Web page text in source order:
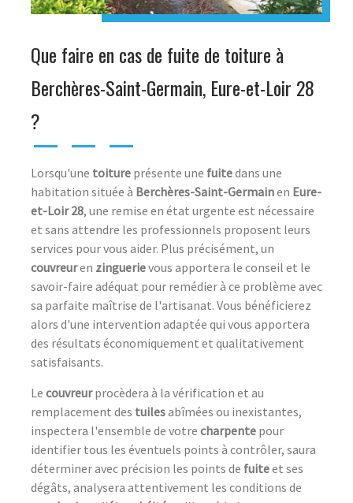
Que faire en cas de fuite de toiture à
Berchères-Saint-Germain, Eure-et-Loir 28
?
Lorsqu'une toiture présente une fuitedans une
habitation située à Berchères-Saint-Germainen Eure-
et-Loir 28, une remise en état urgente est nécessaire
et sans attendre les professionnels proposent leurs
services pour vous aider. Plus précisément, un
couvreuren zinguerievous apportera le conseil et le
savoir-faire adéquat pour remédier à ce problème avec
sa parfaite maîtrise de l'artisanat. Vous bénéficierez
alors d'une intervention adaptée qui vous apportera
des résultats économiquement et qualitativement
satisfaisants.
Le couvreurprocèdera à la vérification et au
remplacement des tuilesabîmées ou inexistantes,
inspectera l'ensemble de votre charpente pour
identifier tous les éventuels points à contrôler, saura
déterminer avec précision les points de fuiteet ses
dégâts, analysera attentivement les conditions de